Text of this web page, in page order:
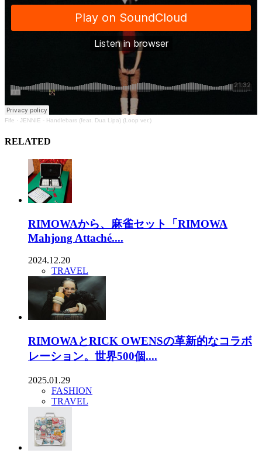
Fife · JENNIE - Handlebars (feat. Dua Lipa) (Loop ver.)
RELATED
RIMOWAから、麻雀セット「RIMOWA
Mahjong Attaché....
2024.12.20
TRAVEL
RIMOWAとRICK OWENSの革新的なコラボ
レーション。世界500個....
2025.01.29
FASHION
TRAVEL